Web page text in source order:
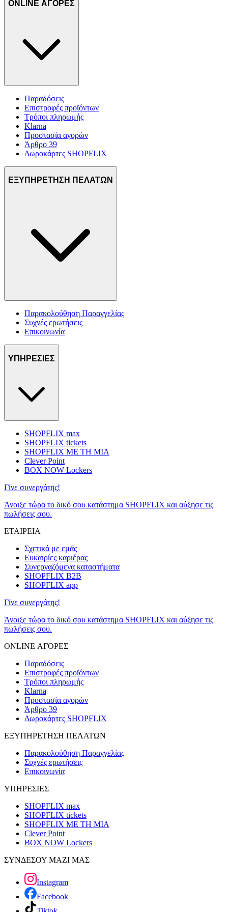
ONLINE ΑΓΟΡΕΣ
Παραδόσεις
Επιστροφές προϊόντων
Τρόποι πληρωμής
Klarna
Προστασία αγορών
Άρθρο 39
Δωροκάρτες SHOPFLIX
ΕΞΥΠΗΡΕΤΗΣΗ ΠΕΛΑΤΩΝ
Παρακολούθηση Παραγγελίας
Συχνές ερωτήσεις
Επικοινωνία
ΥΠΗΡΕΣΙΕΣ
SHOPFLIX max
SHOPFLIX tickets
SHOPFLIX ΜΕ ΤΗ ΜΙΑ
Clever Point
BOX NOW Lockers
Γίνε συνεργάτης!
Άνοιξε τώρα το δικό σου κατάστημα SHOPFLIX και αύξησε τις
πωλήσεις σου.
ΕΤΑΙΡΕΙΑ
Σχετικά με εμάς
Ευκαιρίες καριέρας
Συνεργαζόμενα καταστήματα
SHOPFLIX B2B
SHOPFLIX app
Γίνε συνεργάτης!
Άνοιξε τώρα το δικό σου κατάστημα SHOPFLIX και αύξησε τις
πωλήσεις σου.
ONLINE ΑΓΟΡΕΣ
Παραδόσεις
Επιστροφές προϊόντων
Τρόποι πληρωμής
Klarna
Προστασία αγορών
Άρθρο 39
Δωροκάρτες SHOPFLIX
ΕΞΥΠΗΡΕΤΗΣΗ ΠΕΛΑΤΩΝ
Παρακολούθηση Παραγγελίας
Συχνές ερωτήσεις
Επικοινωνία
ΥΠΗΡΕΣΙΕΣ
SHOPFLIX max
SHOPFLIX tickets
SHOPFLIX ΜΕ ΤΗ ΜΙΑ
Clever Point
BOX NOW Lockers
ΣΥΝΔΕΣΟΥ ΜΑΖΙ ΜΑΣ
Instagram
Facebook